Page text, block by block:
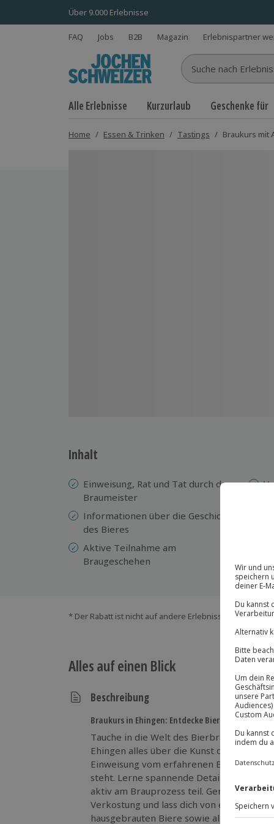
Über 9.000 Erlebnisse
FAQ Jobs B2B Magazin Erlebnispartner
Suche nach
Alle Erlebnisse Kurzurlaub Geschenke für
Home / Essen & Trinken / Tastings / Braukurs mit
Inhalt
Einweisung, Rat und Tat durch den
Braumeister
Informationen über die Geschichte
des Bieres
Aktive Teilnahme am
Braugeschehen
* Der Rabatt ist nicht auf andere Erlebnisse bei der
Alles auf einen Blick
Beschreibung
Braukurs in Ehingen: Entdecke Bierkunst!
Tauche in die Welt des Bierbrauens ein
Ehingen alles über die Kunst des
Einweisung vom erfahrenen
steht. Lerne spannende Details über die
aktiv am Brauprozess teil. Genieße
Verkostung und lass dich von einem 5-
hausgebrauten Biere sowie alkoholfreie